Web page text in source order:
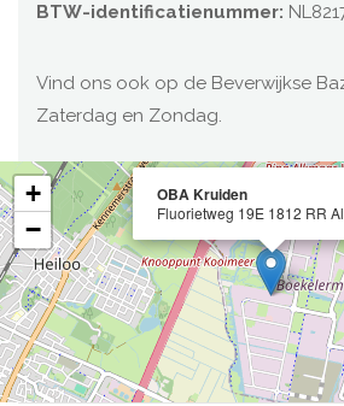
BTW-identificatienummer:
Vind ons ook op de Beverwijkse
Zaterdag en Zondag.
OBA Kruiden
Fluorietweg 19E 1812 RR
+
−